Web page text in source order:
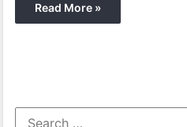
Read More »